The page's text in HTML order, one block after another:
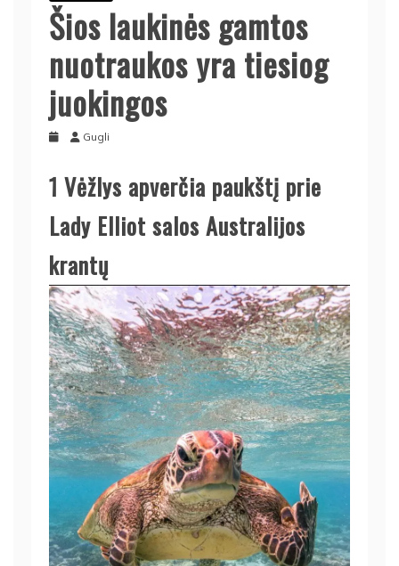
Šios laukinės gamtos
nuotraukos yra tiesiog
juokingos
Gugli
1 Vėžlys apverčia paukštį prie
Lady Elliot salos Australijos
krantų